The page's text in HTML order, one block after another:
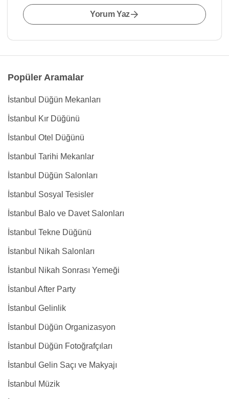
Yorum Yaz
Popüler Aramalar
İstanbul Düğün Mekanları
İstanbul Kır Düğünü
İstanbul Otel Düğünü
İstanbul Tarihi Mekanlar
İstanbul Düğün Salonları
İstanbul Sosyal Tesisler
İstanbul Balo ve Davet Salonları
İstanbul Tekne Düğünü
İstanbul Nikah Salonları
İstanbul Nikah Sonrası Yemeği
İstanbul After Party
İstanbul Gelinlik
İstanbul Düğün Organizasyon
İstanbul Düğün Fotoğrafçıları
İstanbul Gelin Saçı ve Makyajı
İstanbul Müzik